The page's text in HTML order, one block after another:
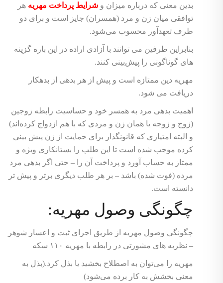
بدین معنی که درباره میزان و شرایط پرداخت مهریه هر
توافقی میان زن و مرد (همسران) جایز است و برای دو
طرف تعهدآور محسوب می‌شود.
بنابراین طرفین می توانند با آزادی اراده در این باره گزینه
های گوناگونی را پیش‌بینی کنند.
مهریه دین ممتازه است و پیش از هر بدهی از بدهکار
دریافت می شود.
اهمیت بدهی مرد به همسر خود و حساسیت رابطه زوجین
(زوج و زوجه یا همان زن و مردی که با هم ازدواج کرده‌اند)
و البته امتیازی که قانونگذار برای حمایت از زن پیش بینی
کرده موجب شده است تا این طلب را بستانکاری ویژه و
ممتاز به حساب آورد و پرداخت آن را – حتی اگر بدهی مرد
مرده (فوت شده) باشد – بر هر طلب دیگری برتر و پیش تر
دانسته است.
چگونگی وصول مهریه:
چگونگی وصول مهریه از طریق اجرای ثبت و اعسار شوهر
– نظریه های مشورتی در رابطه با مهریه ۱۱۰ سکه
مهریه را می‌توان به اصطلاح بخشید یا بذل کرد.‌(بذل به
معنی بخشش به کار برده می‌شود)